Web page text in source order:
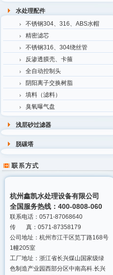
水处理配件
不锈钢304、316、ABS水帽
精密滤芯
不锈钢316、304绕丝管
反渗透膜壳、卡箍
全自动控制头
阴阳离子交换树脂
填料（滤料）
臭氧曝气盘
浅层砂过滤器
脱碳塔
杭州鑫凯水处理设备有限公司
全国服务热线：400-0808-060
联系电话：0571-87068640
传 真：0571-87358179
公司地址：杭州市江干区笕丁路168号
1幢205室
工厂地址：浙江省长兴煤山国家级绿
色制造产业园西部分区中南高科.长兴